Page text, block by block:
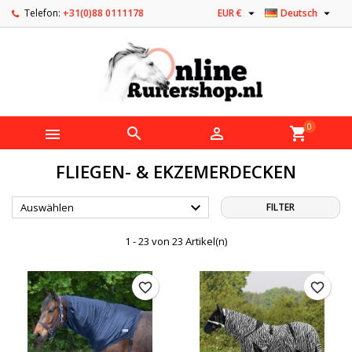
Telefon: +31(0)88 0111178 Deutsch 
EUR € 
   shopping_cart0
FLIEGEN- & EKZEMERDECKEN
Auswählen  FILTER
1 - 23 von 23 Artikel(n)
favorite_border favorite_border